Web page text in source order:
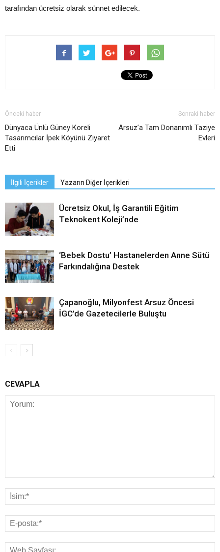
tarafından ücretsiz olarak sünnet edilecek.
Önceki haber
Dünyaca Ünlü Güney Koreli
Tasarımcılar İpek Köyünü Ziyaret
Etti
Sonraki haber
Arsuz’a Tam Donanımlı Taziye
Evleri
İlgili İçerikler Yazarın Diğer İçerikleri
Ücretsiz Okul, İş Garantili Eğitim
Teknokent Koleji’nde
‘Bebek Dostu’ Hastanelerden Anne Sütü
Farkındalığına Destek
Çapanoğlu, Milyonfest Arsuz Öncesi
İGC’de Gazetecilerle Buluştu
CEVAPLA